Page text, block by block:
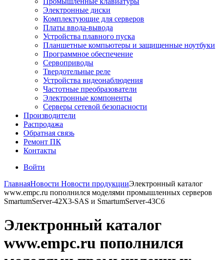
Электронные диски
Комплектующие для серверов
Платы ввода-вывода
Устройства плавного пуска
Планшетные компьютеры и защищенные ноутбуки
Программное обеспечение
Сервоприводы
Твердотельные реле
Устройства видеонаблюдения
Частотные преобразователи
Электронные компоненты
Серверы сетевой безопасности
Производители
Распродажа
Обратная связь
Ремонт ПК
Контакты
Войти
ГлавнаяНовости Новости продукцииЭлектронный каталог
www.empc.ru пополнился моделями промышленных серверов
SmartumServer-42X3-SAS и SmartumServer-43C6
Электронный каталог
www.empc.ru пополнился